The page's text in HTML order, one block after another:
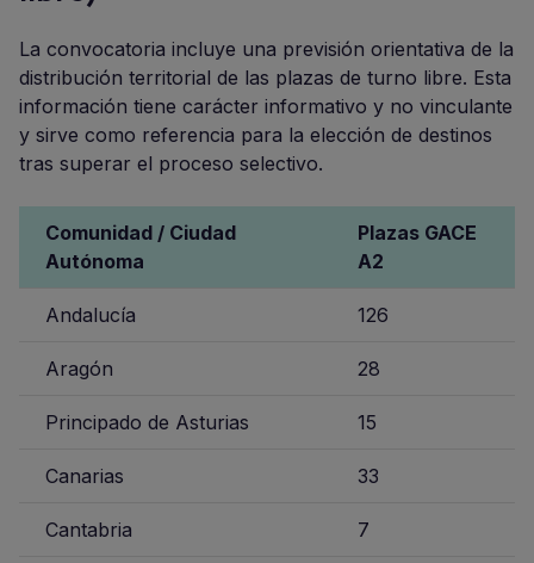
La convocatoria incluye una previsión orientativa de la
distribución territorial de las plazas de turno libre. Esta
información tiene carácter informativo y no vinculante
y sirve como referencia para la elección de destinos
tras superar el proceso selectivo.
Comunidad / Ciudad
Autónoma
Plazas GACE
A2
Andalucía 126
Aragón 28
Principado de Asturias 15
Canarias 33
Cantabria 7